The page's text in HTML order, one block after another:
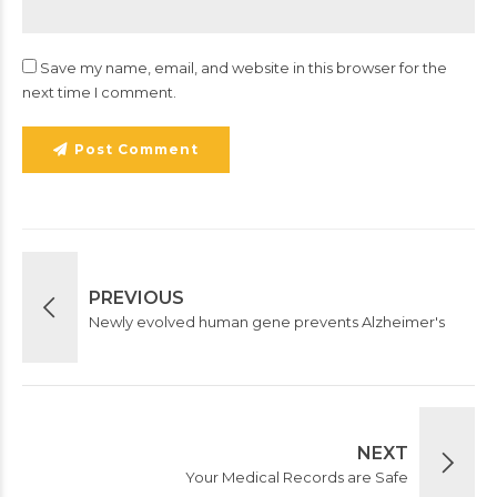
Save my name, email, and website in this browser for the
next time I comment.
Post Comment
PREVIOUS
Newly evolved human gene prevents Alzheimer's
NEXT
Your Medical Records are Safe